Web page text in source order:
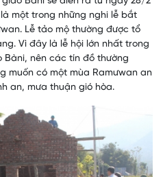
một trong những nghi lễ bắt
Lễ tảo mộ thường được tổ
Vì đây là lễ hội lớn nhất trong
Bàni, nên các tín đồ thường
muốn có một mùa Ramưwan an
an, mưa thuận gió hòa.